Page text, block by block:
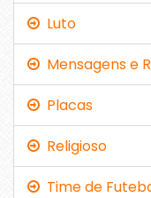
Luto
Mensagens e
Placas
Religioso
Time de